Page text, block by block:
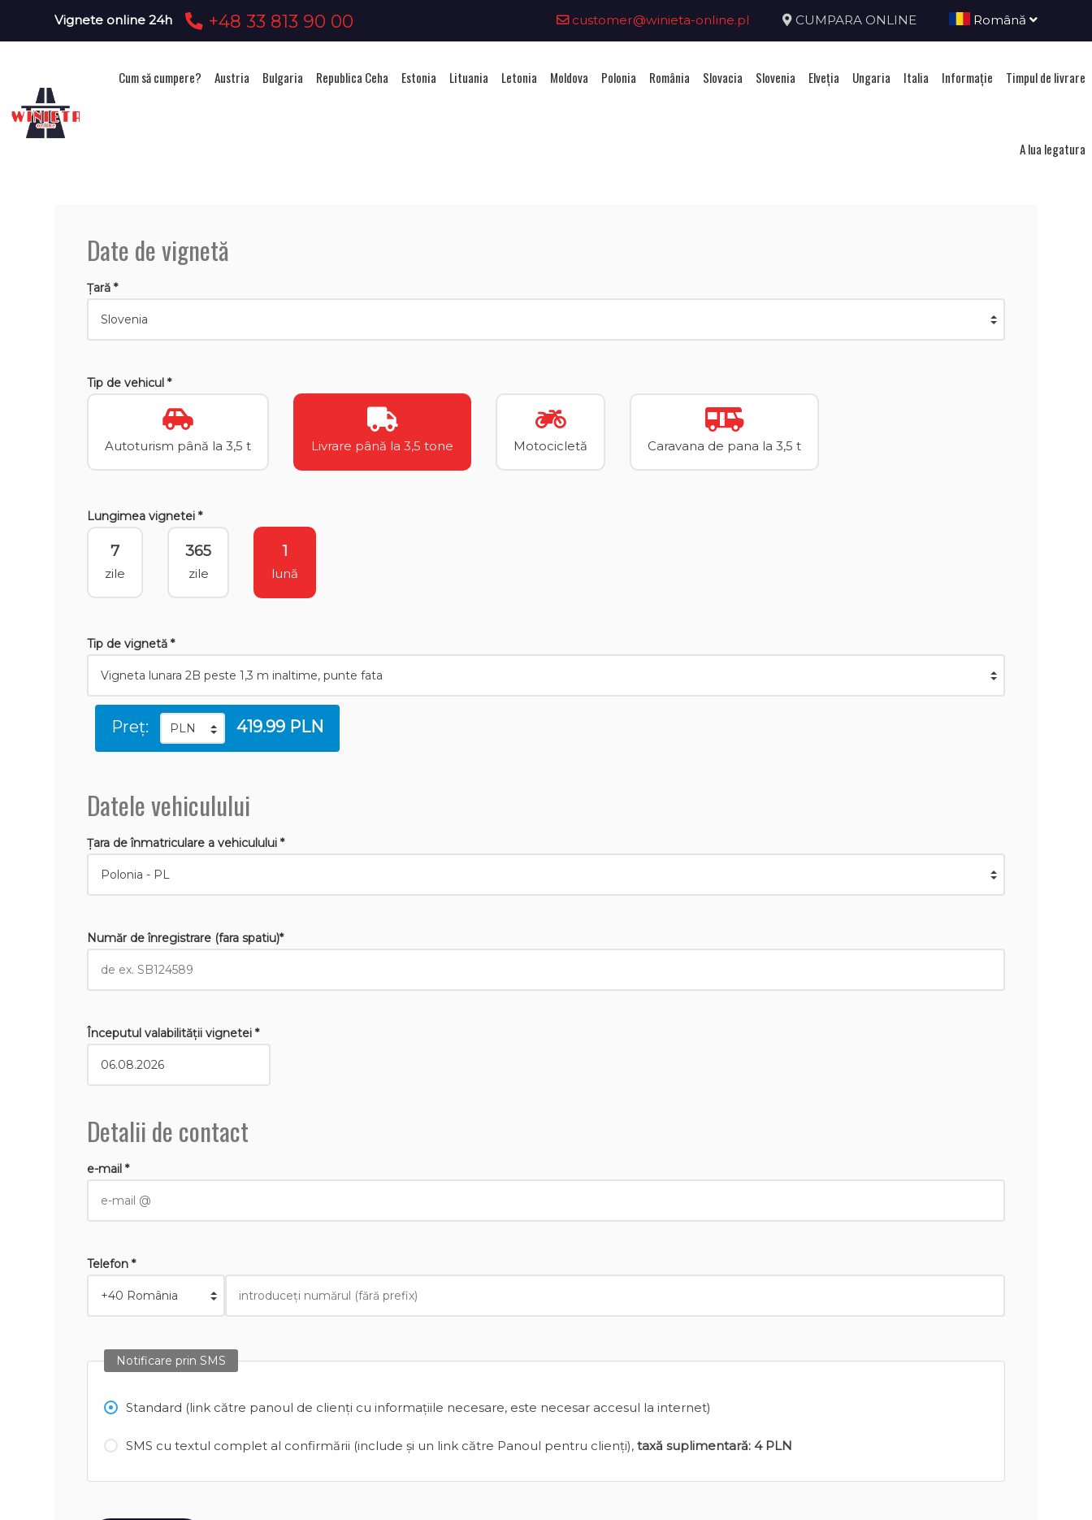
Vignete online 24h +48 33 813 90 00 customer@winieta-online.pl CUMPARA ONLINE Română
Cum să cumpere? Austria Bulgaria Republica Ceha Estonia Lituania Letonia Moldova Polonia România Slovacia Slovenia Elveţia Ungaria Italia Informație Timpul de livrare
A lua legatura
Date de vignetă
Țară *
Tip de vehicul *
Autoturism până la 3,5 t Livrare până la 3,5 tone Motocicletă Caravana de pana la 3,5 t
Lungimea vignetei *
7
zile
365
zile
1
lună
Tip de vignetă *
Preț: 419.99 PLN
Datele vehiculului
Țara de înmatriculare a vehiculului *
Număr de înregistrare (fara spatiu)*
Începutul valabilităţii vignetei *
Detalii de contact
e-mail *
Telefon *
Notificare prin SMS
Standard (link către panoul de clienți cu informațiile necesare, este necesar accesul la internet)
SMS cu textul complet al confirmării (include și un link către Panoul pentru clienți),taxă suplimentară: 4 PLN